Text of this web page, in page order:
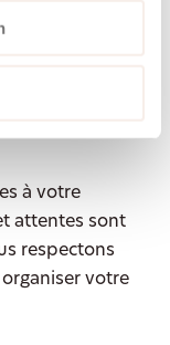
à votre
attentes sont
respectons
votre